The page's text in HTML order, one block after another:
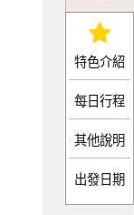
特色介紹
每日行程
其他說明
出發日期